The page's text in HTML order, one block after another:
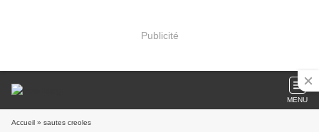
Publicité
MENU
Accueil » sautes creoles